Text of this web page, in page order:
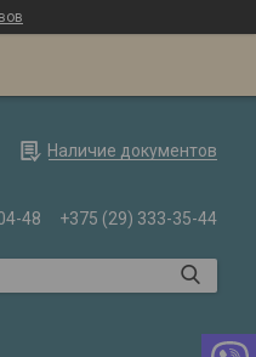
Наличие документов
48 +375 (29) 333-35-44